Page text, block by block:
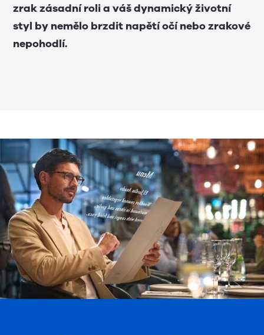
zrak zásadní roli a váš dynamický životní
styl by nemělo brzdit napětí očí nebo zrakové
nepohodlí.